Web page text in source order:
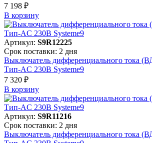
7 198 ₽
В корзинy
Артикул: S9R12225
Срок поставки: 2 дня
Выключатель дифференциального тока
Тип-AC 230В Systeme9
7 320 ₽
В корзинy
Артикул: S9R11216
Срок поставки: 2 дня
Выключатель дифференциального тока